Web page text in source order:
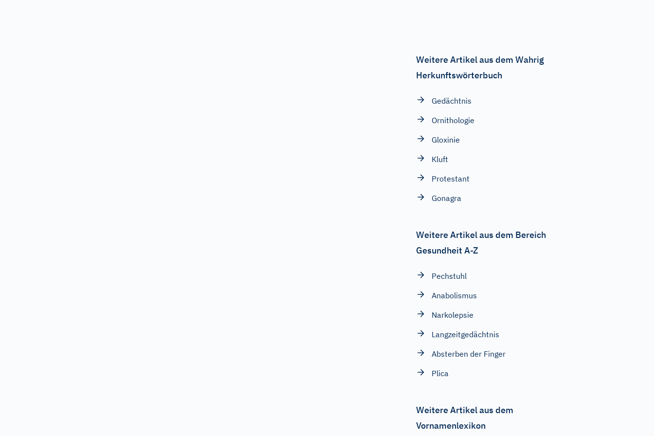
Weitere Artikel aus dem Wahrig
Herkunftswörterbuch
Gedächtnis
Ornithologie
Gloxinie
Kluft
Protestant
Gonagra
Weitere Artikel aus dem Bereich
Gesundheit A-Z
Pechstuhl
Anabolismus
Narkolepsie
Langzeitgedächtnis
Absterben der Finger
Plica
Weitere Artikel aus dem
Vornamenlexikon